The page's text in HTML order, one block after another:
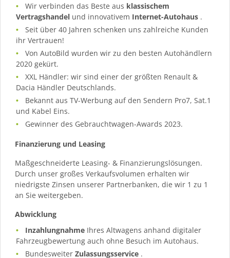
Wir verbinden das Beste aus klassischem
Vertragshandel und innovativem Internet-Autohaus .
Seit über 40 Jahren schenken uns zahlreiche Kunden
ihr Vertrauen!
Von AutoBild wurden wir zu den besten Autohändlern
2020 gekürt.
XXL Händler: wir sind einer der größten Renault &
Dacia Händler Deutschlands.
Bekannt aus TV-Werbung auf den Sendern Pro7, Sat.1
und Kabel Eins.
Gewinner des Gebrauchtwagen-Awards 2023.
Finanzierung und Leasing
Maßgeschneiderte Leasing- & Finanzierungslösungen.
Durch unser großes Verkaufsvolumen erhalten wir
niedrigste Zinsen unserer Partnerbanken, die wir 1 zu 1
an Sie weitergeben.
Abwicklung
Inzahlungnahme Ihres Altwagens anhand digitaler
Fahrzeugbewertung auch ohne Besuch im Autohaus.
BundesweiterZulassungsservice .